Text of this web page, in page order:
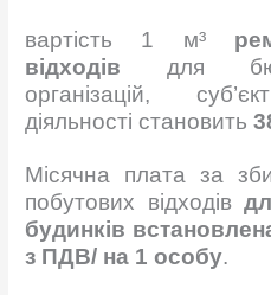
вартість 1 м³
відходів для
організацій,
діяльності становить
Місячна плата за
побутових відходів
будинків
з ПДВ/ на 1 особу.